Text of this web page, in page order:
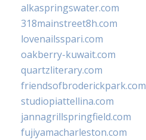
alkaspringswater.com
318mainstreet8h.com
lovenailsspari.com
oakberry-kuwait.com
quartzliterary.com
friendsofbroderickpark.com
studiopiattellina.com
jannagrillspringfield.com
fujiyamacharleston.com